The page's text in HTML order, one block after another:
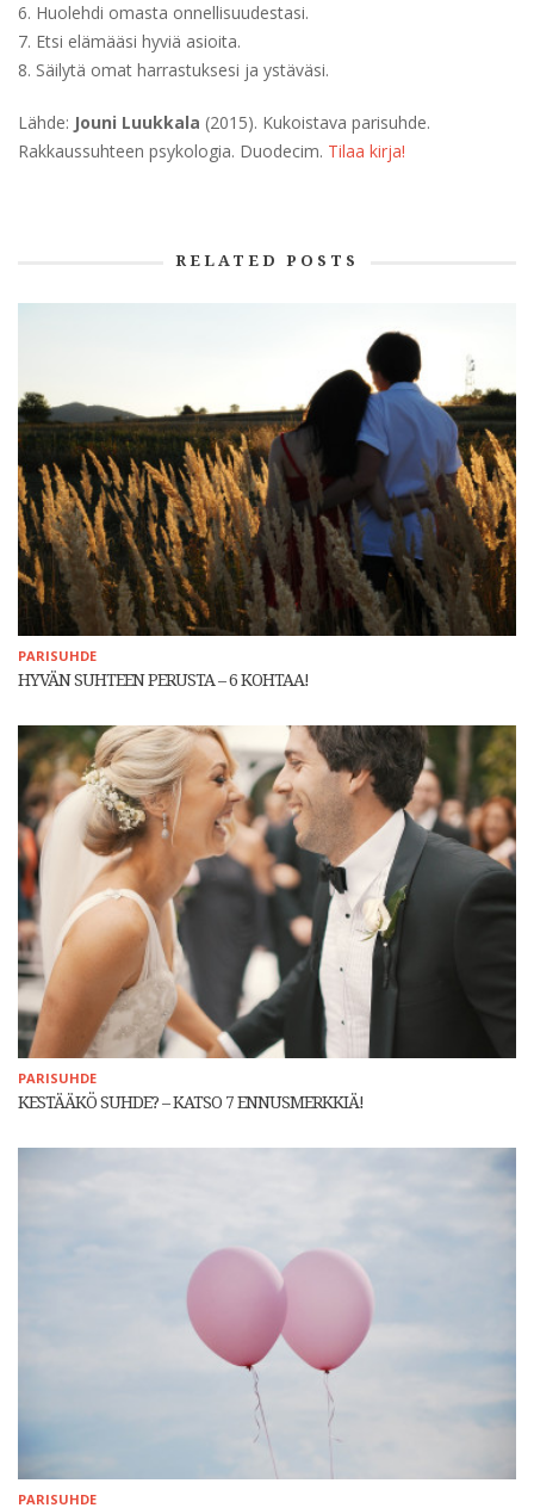
6. Huolehdi omasta onnellisuudestasi.
7. Etsi elämääsi hyviä asioita.
8. Säilytä omat harrastuksesi ja ystäväsi.
Lähde: Jouni Luukkala (2015). Kukoistava parisuhde.
Rakkaussuhteen psykologia. Duodecim. Tilaa kirja!
RELATED POSTS
PARISUHDE
HYVÄN SUHTEEN PERUSTA – 6 KOHTAA!
PARISUHDE
KESTÄÄKÖ SUHDE? – KATSO 7 ENNUSMERKKIÄ!
PARISUHDE